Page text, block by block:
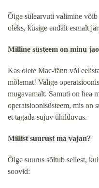
Õige sülearvuti valimine
oleks, küsige endalt esmalt
Milline süsteem on minu
Kas olete Mac-fänn või
mõlemat! Valige
mugavamalt. Samuti on hea
operatsioonisüsteem, mis on
et tagada sujuv ühilduvus.
Millist suurust ma vajan?
Õige suurus sõltub sellest,
soovid: